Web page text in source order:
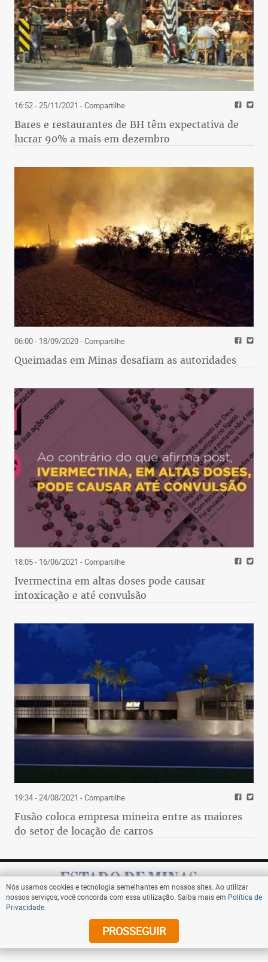
16:52 - 25/11/2021 - Compartilhe
Bares e restaurantes de BH têm expectativa de
lucrar 90% a mais em dezembro
06:00 - 18/09/2020- Compartilhe
Queimadas em Minas desafiam as autoridades
18:05 - 16/06/2021 - Compartilhe
Ivermectina em altas doses pode causar
intoxicação e até convulsão
19:34 - 24/08/2021 - Compartilhe
Fusão coloca empresa mineira entre as maiores
do setor de locação de carros
Assine
Nós usamos cookies e tecnologia semelhantes em nossos sites. Ao utilizar
nossos serviços, você concorda com essa utilização. Saiba mais em Política de
Privacidade
PROSSEGUIR